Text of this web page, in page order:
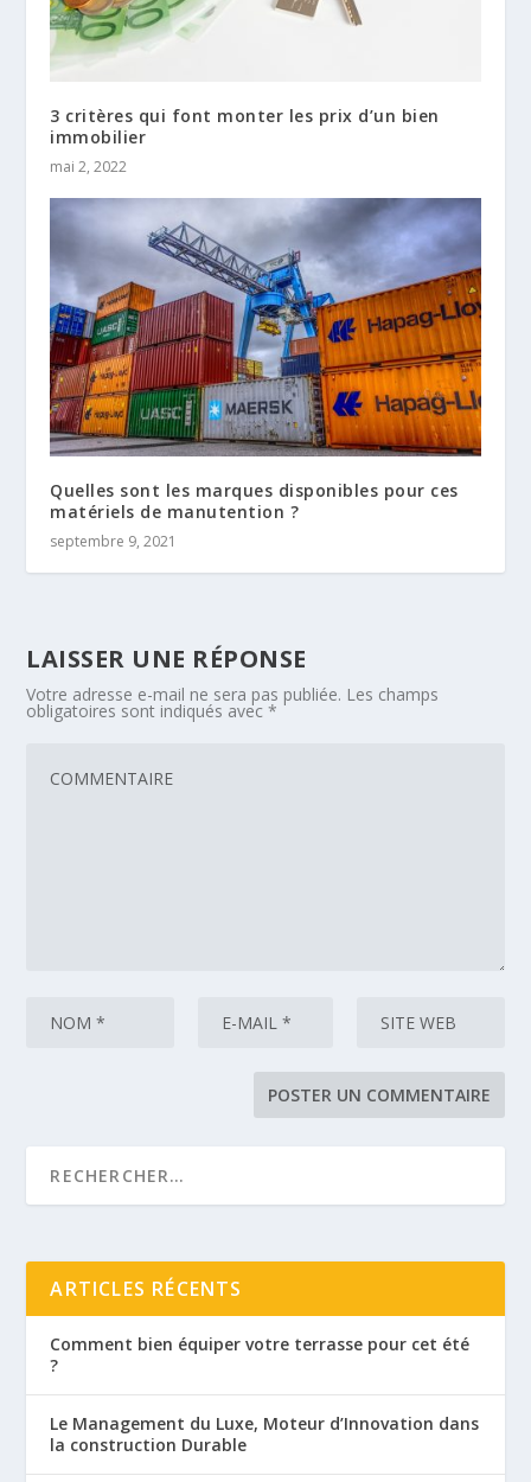
3 critères qui font monter les prix d’un bien
immobilier
mai 2, 2022
Quelles sont les marques disponibles pour ces
matériels de manutention ?
septembre 9, 2021
LAISSER UNE RÉPONSE
Votre adresse e-mail ne sera pas publiée. Les champs
obligatoires sont indiqués avec*
ARTICLES RÉCENTS
Comment bien équiper votre terrasse pour cet été
?
Le Management du Luxe, Moteur d’Innovation dans
la construction Durable